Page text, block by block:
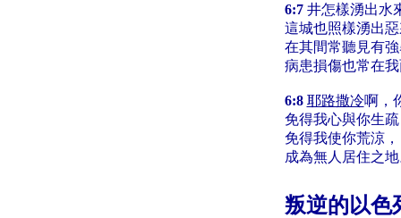
6:7 井怎樣湧出水
這城也照樣湧出
在其間常聽見有
病患損傷也常在
6:8 耶路撒冷啊，
免得我心與你生
免得我使你荒涼，
成為無人居住之
叛逆的以色